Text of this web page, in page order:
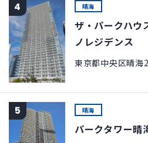
4 晴海
ザ・パークハウ
ノレジデンス
東京都中央区晴海
5 晴海
パークタワー晴